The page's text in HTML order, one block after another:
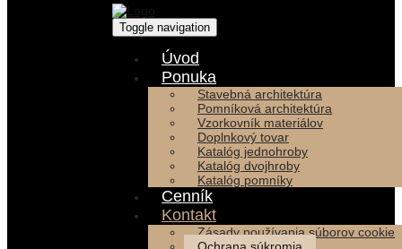
Toggle navigation
Úvod
Ponuka
Stavebná architektúra
Pomníková architektúra
Vzorkovník materiálov
Doplnkový tovar
Katalóg jednohroby
Katalóg dvojhroby
Katalóg pomníky
Cenník
Kontakt
Zásady používania súborov cookie